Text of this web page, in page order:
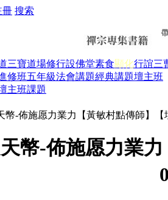
冊 搜索
三寶道場修行設佛堂素食顯化行誼三
修班五年級法會講題經典講題壇主班
主班課題
幣-佈施愿力業力【黃敏村點傳師】【
幣-佈施愿力業